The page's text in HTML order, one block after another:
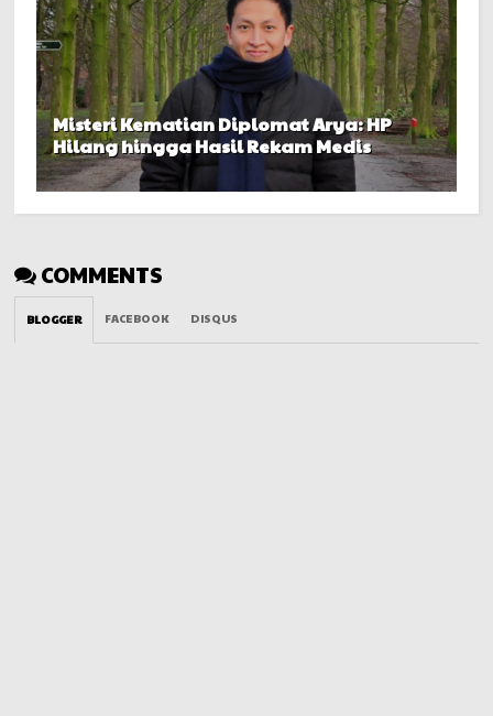
Misteri Kematian Diplomat Arya: HP
Hilang hingga Hasil Rekam Medis
COMMENTS
BLOGGER FACEBOOK DISQUS